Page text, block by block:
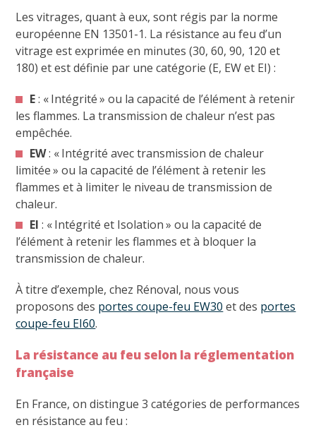
Les vitrages, quant à eux, sont régis par la norme
européenne EN 13501-1. La résistance au feu d’un
vitrage est exprimée en minutes (30, 60, 90, 120 et
180) et est définie par une catégorie (E, EW et EI) :
E: « Intégrité » ou la capacité de l’élément à retenir
les flammes. La transmission de chaleur n’est pas
empêchée.
EW: « Intégrité avec transmission de chaleur
limitée » ou la capacité de l’élément à retenir les
flammes et à limiter le niveau de transmission de
chaleur.
EI: « Intégrité et Isolation » ou la capacité de
l’élément à retenir les flammes et à bloquer la
transmission de chaleur.
À titre d’exemple, chez Rénoval, nous vous
proposons des portes coupe-feu EW30 et des portes
coupe-feu EI60.
La résistance au feu selon la réglementation
française
En France, on distingue 3 catégories de performances
en résistance au feu :